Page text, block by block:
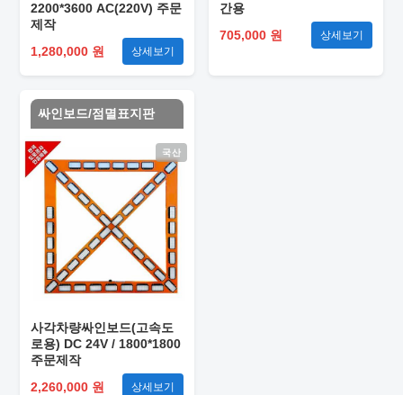
2200*3600 AC(220V) 주문
제작
1,280,000 원
상세보기
간용
705,000 원
상세보기
싸인보드/점멸표지판
국산
사각차량싸인보드(고속도
로용) DC 24V / 1800*1800
주문제작
2,260,000 원
상세보기